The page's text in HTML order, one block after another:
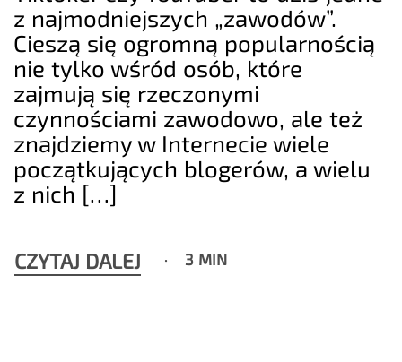
z najmodniejszych „zawodów”.
Cieszą się ogromną popularnością
nie tylko wśród osób, które
zajmują się rzeczonymi
czynnościami zawodowo, ale też
znajdziemy w Internecie wiele
początkujących blogerów, a wielu
z nich […]
CZYTAJ DALEJ 3 MIN